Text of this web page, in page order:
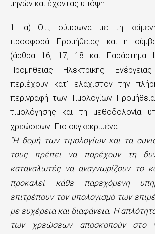
μηνών και έχοντας υπόψη:
1. α) Ότι, σύμφωνα με τη
προσφορά Προμήθειας και η
(άρθρα 16, 17, 18 και Παράρτημα
Προμήθειας Ηλεκτρικής
περιέχουν κατ' ελάχιστον την
περιγραφή των Τιμολογίων
τιμολόγησης και τη μεθοδολογία
χρεώσεων. Πιο συγκεκριμένα:
“Η δομή των τιμολογίων και τα
τους πρέπει να παρέχουν τη
καταναλωτές να αναγνωρίζουν το
προκαλεί κάθε παρεχόμενη
επιτρέπουν τον υπολογισμό των
με ευχέρεια και διαφάνεια. Η
των χρεώσεων αποσκοπούν στο